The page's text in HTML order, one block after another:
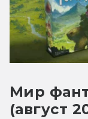
Мир
(август